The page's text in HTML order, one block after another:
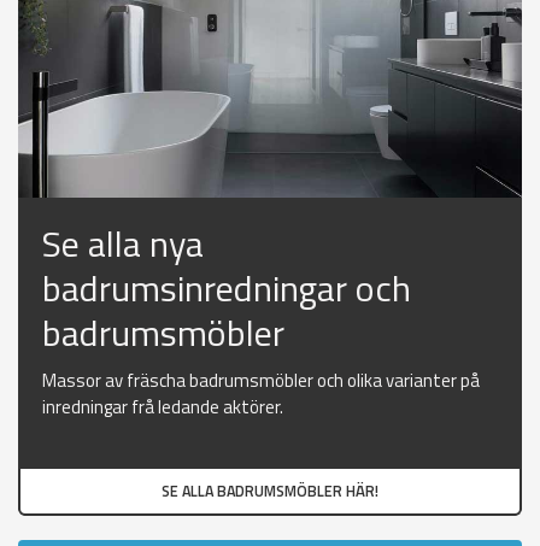
Se alla nya
badrumsinredningar och
badrumsmöbler
Massor av fräscha badrumsmöbler och olika varianter på
inredningar frå ledande aktörer.
SE ALLA BADRUMSMÖBLER HÄR!